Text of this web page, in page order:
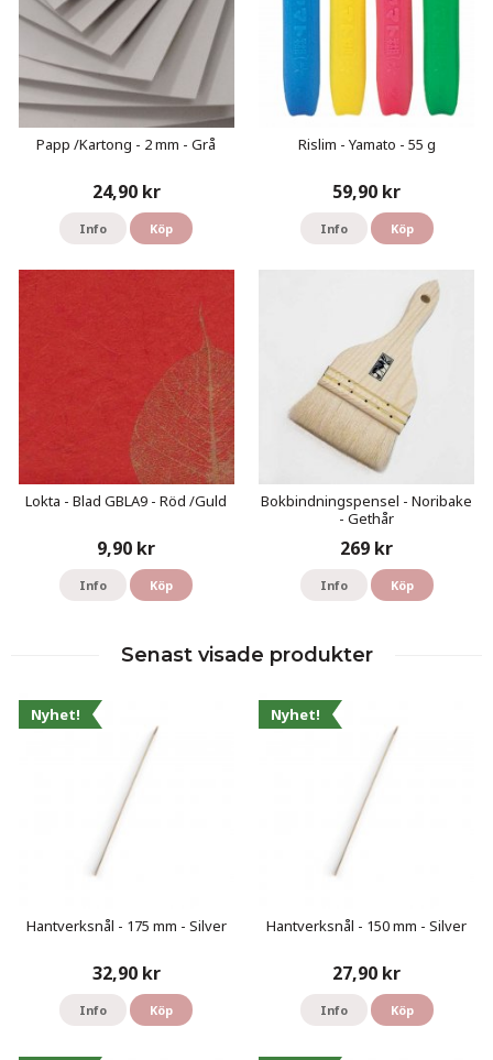
Papp /Kartong - 2 mm - Grå
24,90 kr
Info Köp
Rislim - Yamato - 55 g
59,90 kr
Info Köp
Lokta - Blad GBLA9 - Röd /Guld
9,90 kr
Info Köp
Bokbindningspensel - Noribake
- Gethår
269 kr
Info Köp
Senast visade produkter
Nyhet!
Hantverksnål - 175 mm - Silver
32,90 kr
Info Köp
Nyhet!
Hantverksnål - 150 mm - Silver
27,90 kr
Info Köp